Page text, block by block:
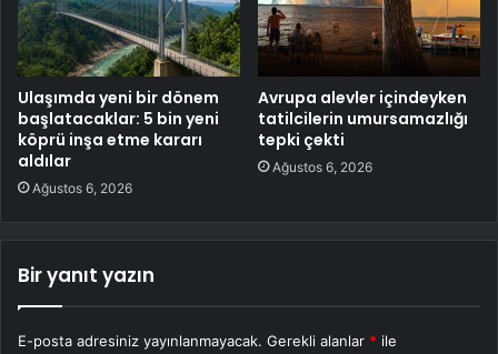
Ulaşımda yeni bir dönem
başlatacaklar: 5 bin yeni
köprü inşa etme kararı
aldılar
Ağustos 6, 2026
Avrupa alevler içindeyken
tatilcilerin umursamazlığı
tepki çekti
Ağustos 6, 2026
Bir yanıt yazın
E-posta adresiniz yayınlanmayacak. Gerekli alanlar * ile